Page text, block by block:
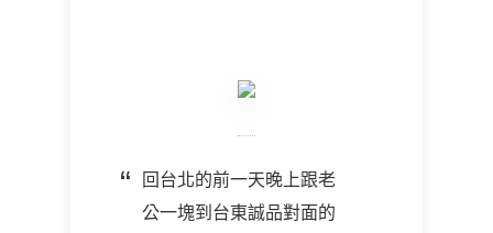
回台北的前一天晚上跟老
公一塊到台東誠品對面的